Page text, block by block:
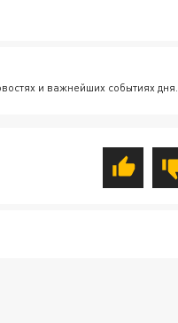
и важнейших событиях дня.